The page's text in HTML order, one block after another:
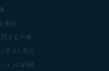
報告
する声明
基づく表示
ョンの詳細